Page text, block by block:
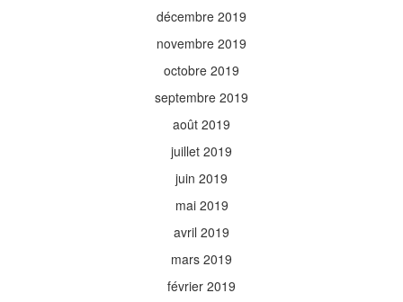
décembre 2019
novembre 2019
octobre 2019
septembre 2019
août 2019
juillet 2019
juin 2019
mai 2019
avril 2019
mars 2019
février 2019